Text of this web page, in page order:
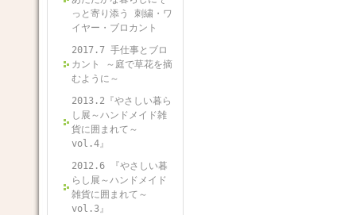
っと寄り添う 刺繍・ワ
イヤー・ブロカント
2017.7 手仕事とブロ
カント ～庭で草花を摘
むように～
2013.2『やさしい暮ら
し展～ハンドメイド雑
貨に囲まれて～
vol.4』
2012.6 『やさしい暮
らし展～ハンドメイド
雑貨に囲まれて～
vol.3』